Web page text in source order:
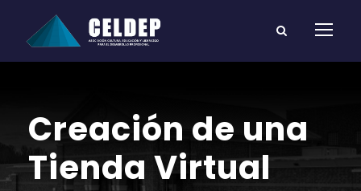
Creación de una
Tienda Virtual